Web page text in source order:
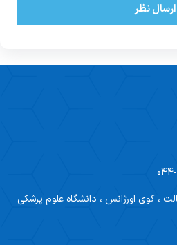
ارسال نظر
، کوی اورژانس ، دانشگاه علوم پزشکی